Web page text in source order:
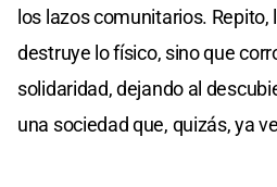
los lazos comunitarios. Repito,
destruye lo físico, sino que
solidaridad, dejando al
una sociedad que, quizás, ya